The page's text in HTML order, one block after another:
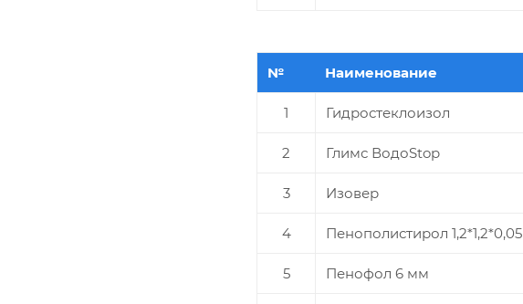
№ Наименование
1 Гидростеклоизол
2 Глимс ВодоStop
3 Изовер
4 Пенополистирол 1,2*1,2*0,05
5 Пенофол 6 мм